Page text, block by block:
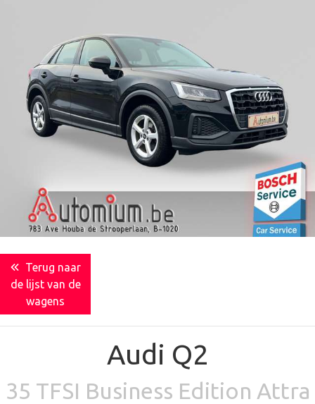
Terug naar
de lijst van de
wagens
Audi Q2
35 TFSI Business Edition Attra